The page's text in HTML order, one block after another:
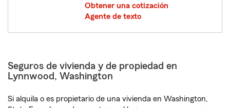
Obtener una cotización
Agente de texto
Seguros de vivienda y de propiedad en
Lynnwood, Washington
Si alquila o es propietario de una vivienda en Washington,